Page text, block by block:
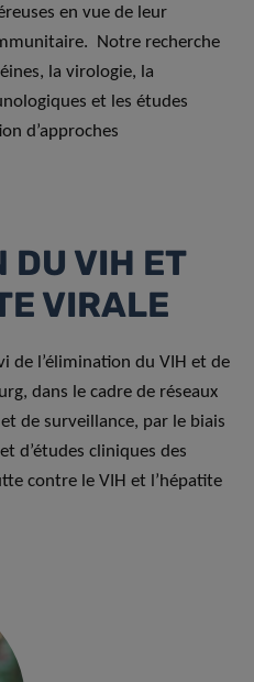
en vue de leur
Notre recherche
la virologie, la
et les études
d’approches
DU VIH ET
VIRALE
de l’élimination du VIH et de
dans le cadre de réseaux
de surveillance, par le biais
d’études cliniques des
contre le VIH et l’hépatite